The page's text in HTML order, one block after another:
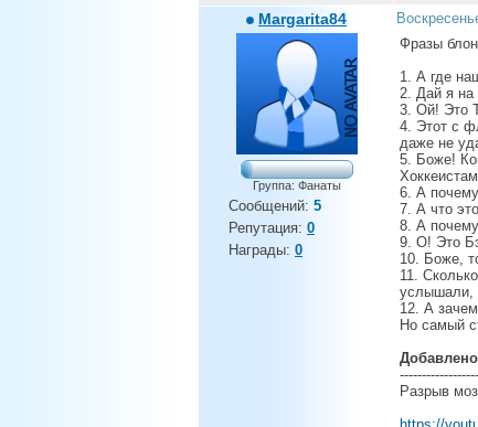
Margarita84
Группа: Фанаты
Сообщений: 5
Репутация: 0
Награды: 0
Фразы
1. А где
2. Дай я на
3. Ой! Это
4. Этот с
даже не
5. Боже!
6. А
7. А что
8. А
9. О! Это
10. Боже,
11.
услышали,
12. А
Но самый
Добавлено
Разрыв